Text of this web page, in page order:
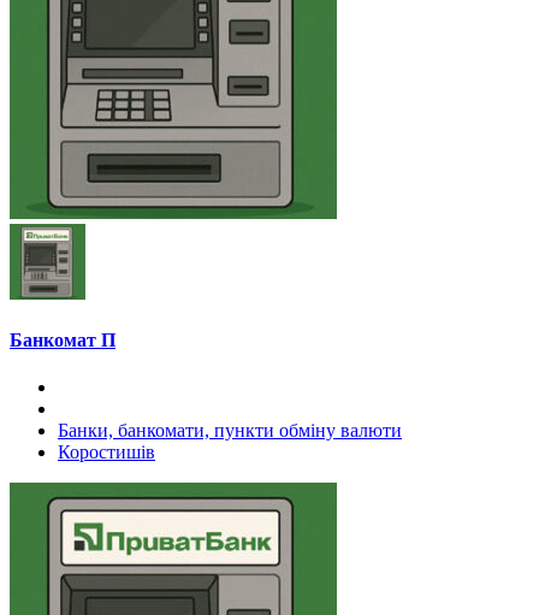
Банкомат П
Банки, банкомати, пункти обміну валюти
Коростишів